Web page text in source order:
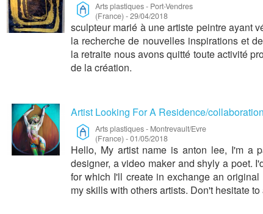
Arts plastiques- Port-Vendres
(France) -29/04/2018
sculpteur marié à une artiste peintre ayant
la recherche de nouvelles inspirations et
la retraite nous avons quitté toute activité
de la création.
Artist Looking For A Residence/
Arts plastiques- Montrevault/Evre
(France) -01/05/2018
Hello, My artist name is anton lee, I'm a
designer, a video maker and shyly a poet.
for which I'll create in exchange an
my skills with others artists. Don't hesitate